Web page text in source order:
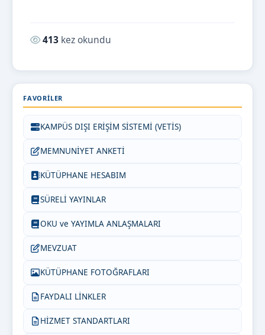
Okunma sayısı:
413 kez okundu
FAVORILER
KAMPÜS DIŞI ERİŞİM SİSTEMİ (VETİS)
MEMNUNİYET ANKETİ
KÜTÜPHANE HESABIM
SÜRELİ YAYINLAR
OKU ve YAYIMLA ANLAŞMALARI
MEVZUAT
KÜTÜPHANE FOTOĞRAFLARI
FAYDALI LİNKLER
HİZMET STANDARTLARI